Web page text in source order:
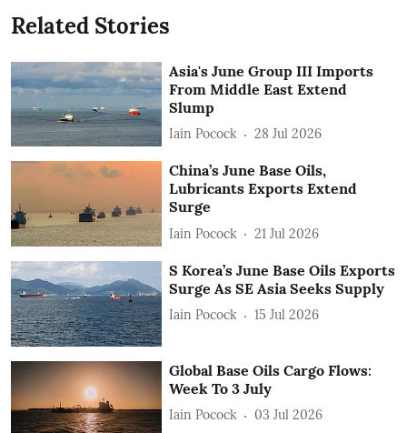
Related Stories
Asia's June Group III Imports
From Middle East Extend
Slump
Iain Pocock 28 Jul 2026
China’s June Base Oils,
Lubricants Exports Extend
Surge
Iain Pocock 21 Jul 2026
S Korea’s June Base Oils Exports
Surge As SE Asia Seeks Supply
Iain Pocock 15 Jul 2026
Global Base Oils Cargo Flows:
Week To 3 July
Iain Pocock 03 Jul 2026